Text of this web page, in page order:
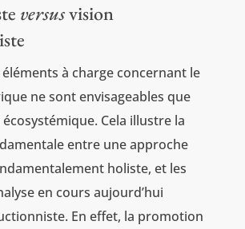
versusvision
à charge concernant le
ne sont envisageables que
Cela illustre la
entre une approche
holiste, et les
en cours aujourd’hui
En effet, la promotion